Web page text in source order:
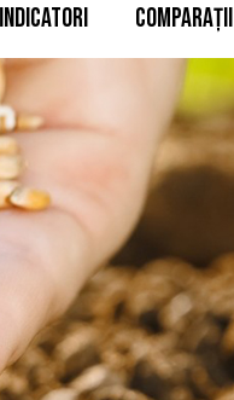
INDICATORI COMPARAȚII